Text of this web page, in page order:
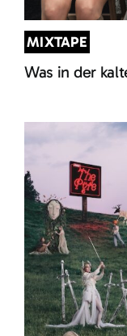
MIXTAPE
Was in der